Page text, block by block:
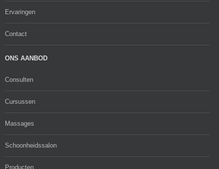
Ervaringen
Contact
ONS AANBOD
Consulten
Cursussen
Massages
Schoonheidssalon
Producten